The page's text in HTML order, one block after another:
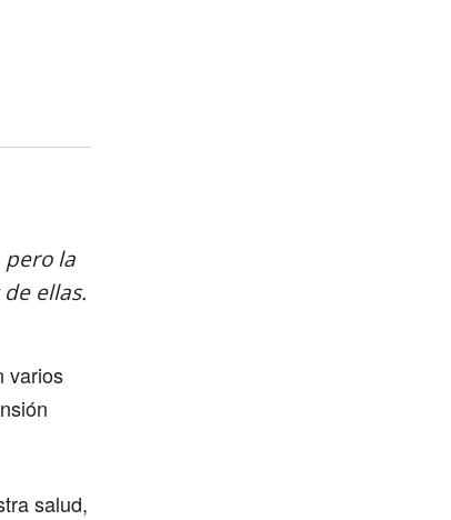
pero la
ellas.
varios
salud,